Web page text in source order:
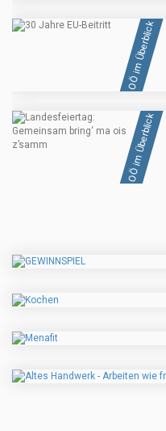
OÖ im Überblick
OÖ im Überblick